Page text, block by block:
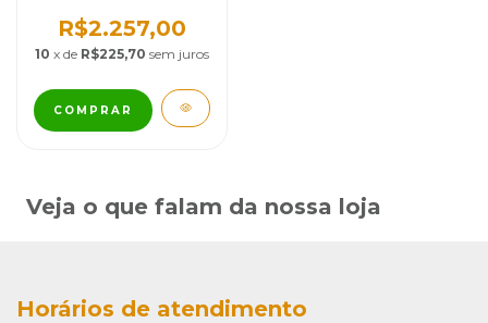
R$2.257,00
10 x de R$225,70 sem juros
COMPRAR
Veja o que falam da nossa loja
Horários de atendimento